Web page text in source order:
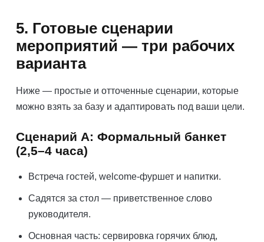
5. Готовые сценарии
мероприятий — три рабочих
варианта
Ниже — простые и отточенные сценарии, которые
можно взять за базу и адаптировать под ваши цели.
Сценарий A: Формальный банкет
(2,5–4 часа)
Встреча гостей, welcome‑фуршет и напитки.
Садятся за стол — приветственное слово
руководителя.
Основная часть: сервировка горячих блюд,